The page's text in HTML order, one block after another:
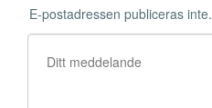
E-postadressen publiceras inte.